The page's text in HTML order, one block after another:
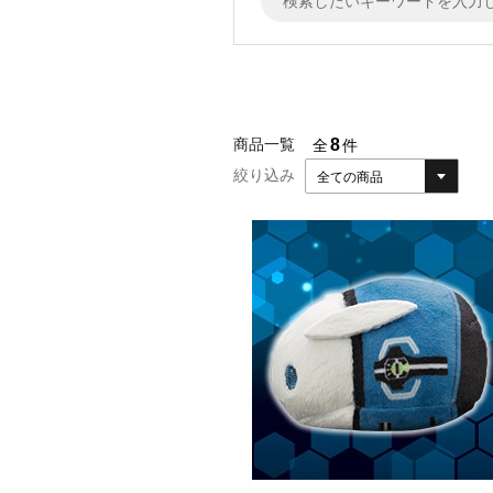
商品一覧 全8件
絞り込み
全ての商品